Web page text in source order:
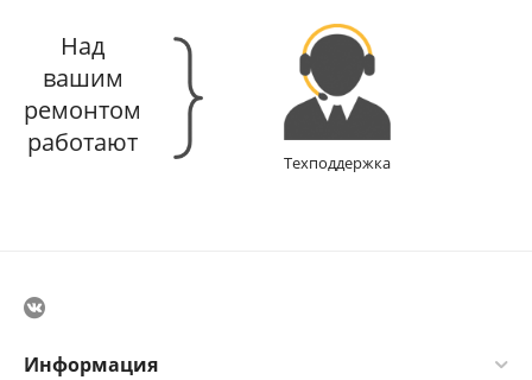
Над
вашим
ремонтом
работают
Техподдержка
Информация